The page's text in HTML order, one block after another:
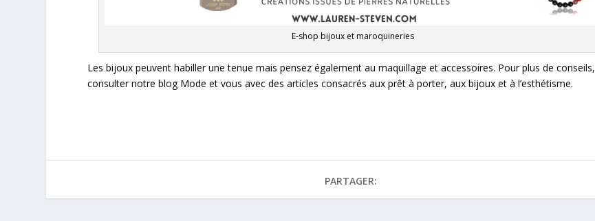
E-shop bijoux et maroquineries
Les bijoux peuvent habiller une tenue mais pensez également au maquillage et accessoires. Pour plus de conseils,
consulter notre blog Mode et vous avec desarticles consacrés aux prêt à porter, aux bijoux et à l’esthétisme.
PARTAGER: